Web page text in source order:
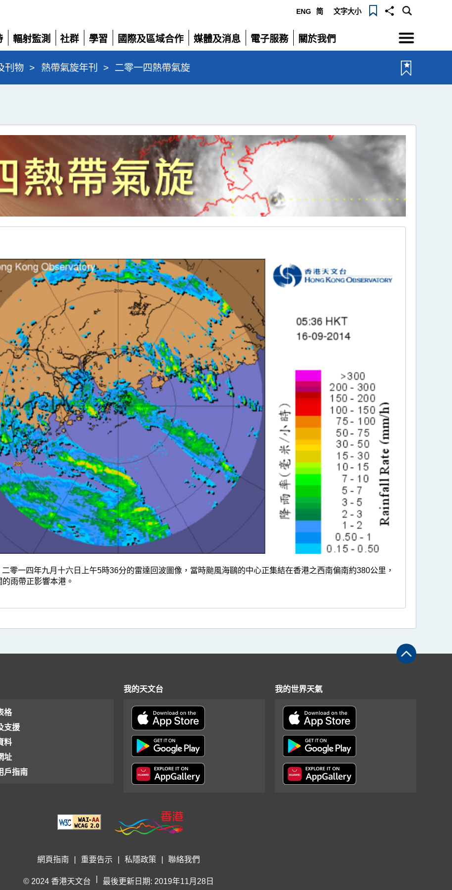
ENG 简 文字大小
輻射監測
展
開
社群
展
開
學習
展
開
國際及區域合作
展
開
媒體及消息
展
電子服務
展
關於我們
展
選
單
刊物 > 熱帶氣旋年刊 > 二零一四熱帶氣旋
零一四年九月十六日上午5時36分的雷達回波圖像，當時颱風海鷗的中心正集結在香港之西南偏南約380公里，
雨帶正影響本港。
格
支援
料
址
戶指南
我的天文台 我的世界天氣
網頁指南 重要告示 私隱政策 聯絡我們
© 2024 香港天文台 最後更新日期: 2019年11月28日